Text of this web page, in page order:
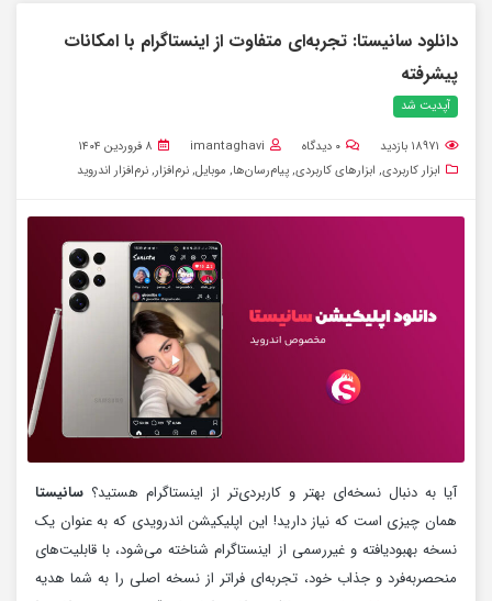
دانلود سانیستا: تجربه‌ای متفاوت از اینستاگرام با امکانات
پیشرفته
آپدیت شد
۱۸۹۷۱ بازدید ۰ دیدگاه imantaghavi
۸ فروردین ۱۴۰۴
ابزار کاربردی, ابزارهای کاربردی,پیام‌رسان‌ها, موبایل,نرم‌افزار,نرم‌افزار اندروید
آیا به دنبال نسخه‌ای بهتر و کاربردی‌تر از اینستاگرام هستید؟ سانیستا
همان چیزی است که نیاز دارید! این اپلیکیشن اندرویدی که به عنوان یک
نسخه بهبودیافته و غیررسمی از اینستاگرام شناخته می‌شود، با قابلیت‌های
منحصربه‌فرد و جذاب خود، تجربه‌ای فراتر از نسخه اصلی را به شما هدیه